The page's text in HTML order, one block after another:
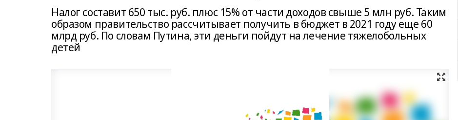
Налог составит 650 тыс. руб. плюс 15% от части доходов свыше 5 млн руб. Таким
образом правительство рассчитывает получить в бюджет в 2021 году еще 60
млрд руб. По словам Путина, эти деньги пойдут на лечение тяжелобольных
детей